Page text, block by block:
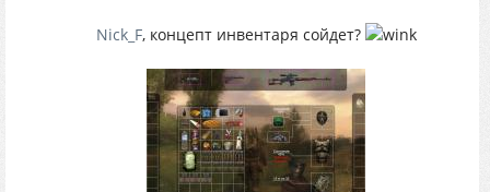
Nick_F, концепт инвентаря сойдет?